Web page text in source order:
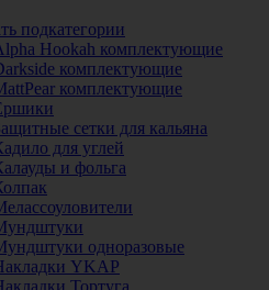
подкатегории
Hookah комплектующие
комплектующие
комплектующие
сетки для кальяна
для углей
и фольга
одноразовые
YKAP
Тортуга